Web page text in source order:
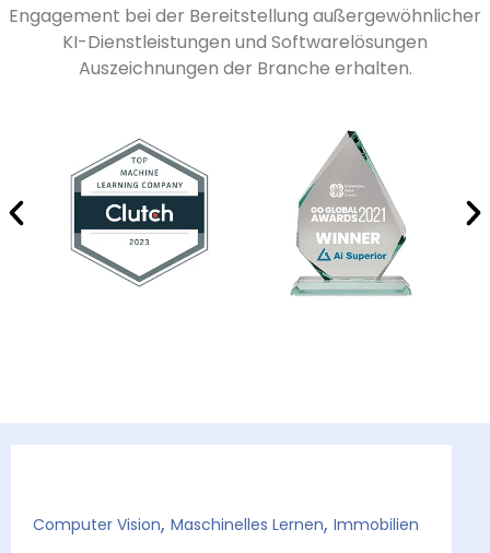
Engagement bei der Bereitstellung außergewöhnlicher
KI-Dienstleistungen und Softwarelösungen
Auszeichnungen der Branche erhalten.
Computer Vision, Maschinelles Lernen, Immobilien